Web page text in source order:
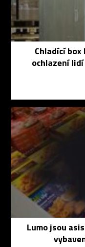
Chladící
ochlazení
Lumo jsou